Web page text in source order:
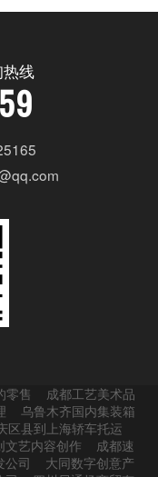
线
零售
成都工艺美术品
乌鲁木齐国内集装箱
区县到上海轿车托运
文艺内容创作
成都速
公司
大同数字创意产